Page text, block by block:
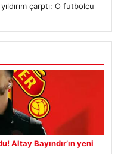
çarptı: O futbolcu
Altay Bayındır’ın yeni